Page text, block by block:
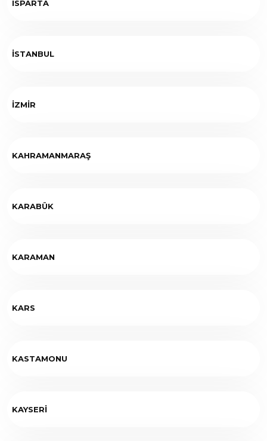
ISPARTA
İSTANBUL
İZMİR
KAHRAMANMARAŞ
KARABÜK
KARAMAN
KARS
KASTAMONU
KAYSERİ